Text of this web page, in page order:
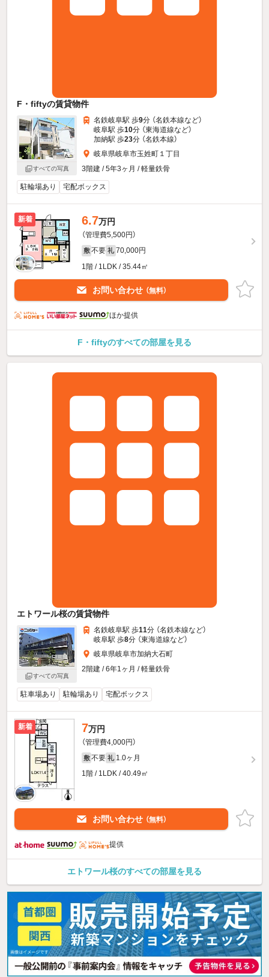
F・fiftyの賃貸物件
すべての写真
名鉄岐阜駅 歩9分 （名鉄本線など）
岐阜駅 歩10分 （東海道線など）
加納駅 歩23分 （名鉄本線）
岐阜県岐阜市玉姓町１丁目
3階建 / 5年3ヶ月 / 軽量鉄骨
駐輪場あり 宅配ボックス
新着 6.7万円
（管理費5,500円）
敷 不要 礼 70,000円
1階 / 1LDK / 35.44㎡
お問い合わせ （無料）
ほか提供
F・fiftyのすべての部屋を見る
エトワール桜の賃貸物件
すべての写真
名鉄岐阜駅 歩11分 （名鉄本線など）
岐阜駅 歩8分 （東海道線など）
岐阜県岐阜市加納大石町
2階建 / 6年1ヶ月 / 軽量鉄骨
駐車場あり 駐輪場あり 宅配ボックス
新着 7万円
（管理費4,000円）
敷 不要 礼 1.0ヶ月
1階 / 1LDK / 40.49㎡
お問い合わせ （無料）
提供
エトワール桜のすべての部屋を見る